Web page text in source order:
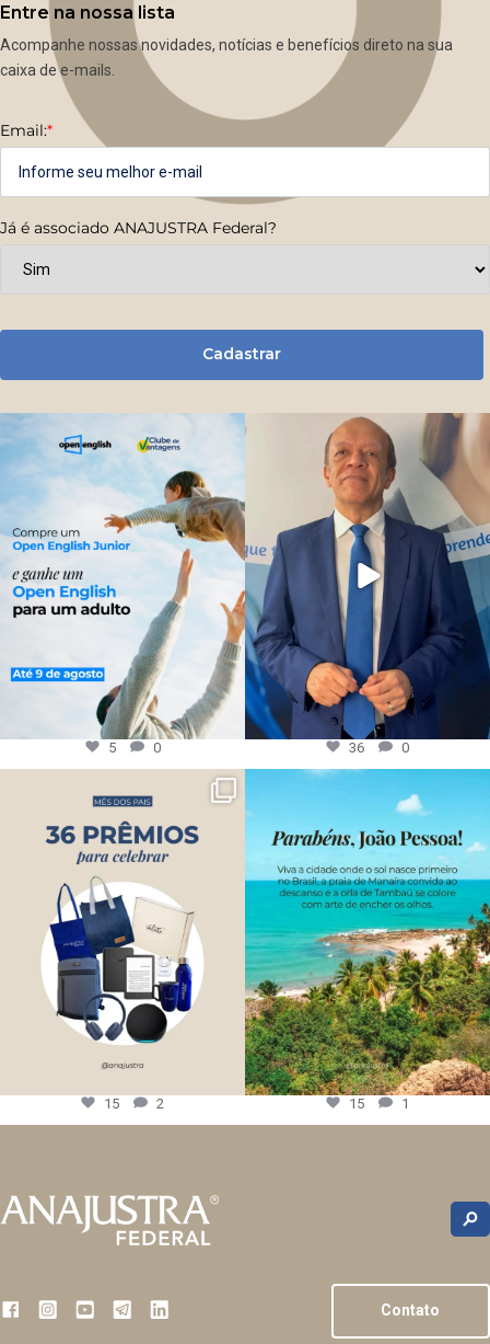
Entre na nossa lista
Acompanhe nossas novidades, notícias e benefícios direto na sua
caixa de e-mails.
Email:*
Já é associado ANAJUSTRA Federal?
Cadastrar
5 0 36 0
15 2 15 1
Contato